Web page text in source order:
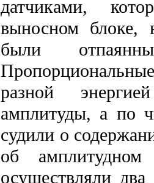
датчиками,
выносном блоке,
были
разной
амплитуды, а по
судили о
об
осуществляли